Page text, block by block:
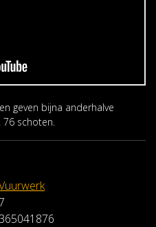
geven bijna anderhalve
schoten.